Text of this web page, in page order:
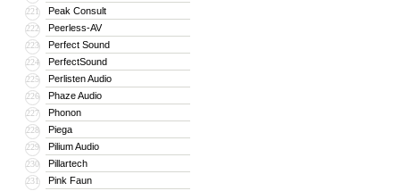
221 Peak Consult
222 Peerless-AV
223 Perfect Sound
224 PerfectSound
225 Perlisten Audio
226 Phaze Audio
227 Phonon
228 Piega
229 Pilium Audio
230 Pillartech
231 Pink Faun